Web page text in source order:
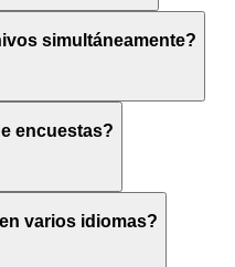
simultáneamente?
encuestas?
varios idiomas?